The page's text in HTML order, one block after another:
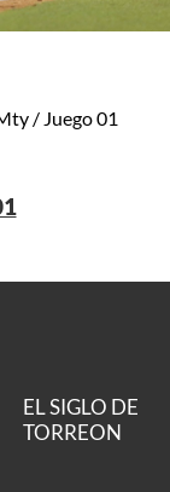
/ Juego 01
EL SIGLO DE
TORREON